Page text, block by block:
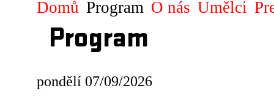
Domů Program O nás Umělci
Program
pondělí 07/09/2026